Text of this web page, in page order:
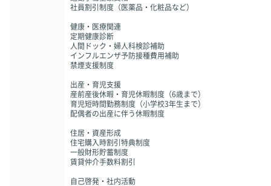
社員割引制度（医薬品・化粧品など）
健康・医療関連
定期健康診断
人間ドック・婦人科検診補助
インフルエンザ予防接種費用補助
禁煙支援制度
出産・育児支援
産前産後休暇・育児休暇制度（6歳まで）
育児短時間勤務制度（小学校3年生まで）
配偶者の出産に伴う休暇制度
住居・資産形成
住宅購入時割引特典制度
一般財形貯蓄制度
賃貸仲介手数料割引
自己啓発・社内活動